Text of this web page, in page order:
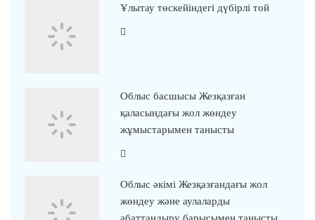
Ұлытау төскейіндегі дүбірлі той
Облыс басшысы Жезқазған
қаласындағы жол жөндеу
жұмыстарымен танысты
Облыс әкімі Жезқазғандағы жол
жөндеу және аулаларды